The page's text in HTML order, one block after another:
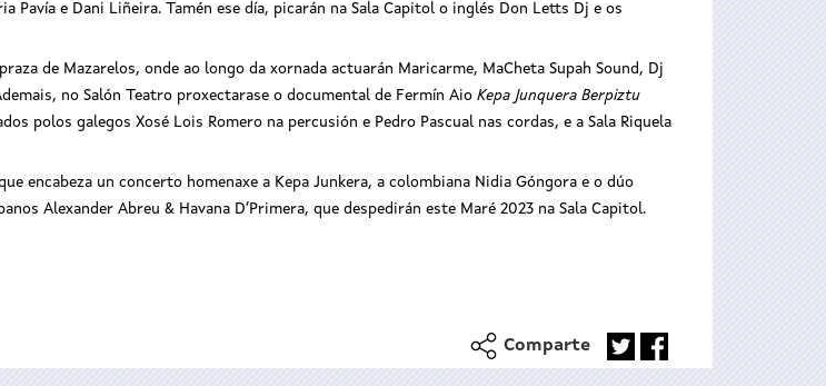
e Dani Liñeira. Tamén ese día, picarán na Sala Capitol o inglés Don Letts Dj e os
de Mazarelos, onde ao longo da xornada actuarán Maricarme, MaCheta Supah Sound, Dj
no Salón Teatro proxectarase o documental de Fermín Aio Kepa Junquera Berpiztu
polos galegos Xosé Lois Romero na percusión e Pedro Pascual nas cordas, e a Sala Riquela
encabeza un concerto homenaxe a Kepa Junkera, a colombiana Nidia Góngora e o dúo
Alexander Abreu & Havana D’Primera, que despedirán este Maré 2023 na Sala Capitol.
Comparte